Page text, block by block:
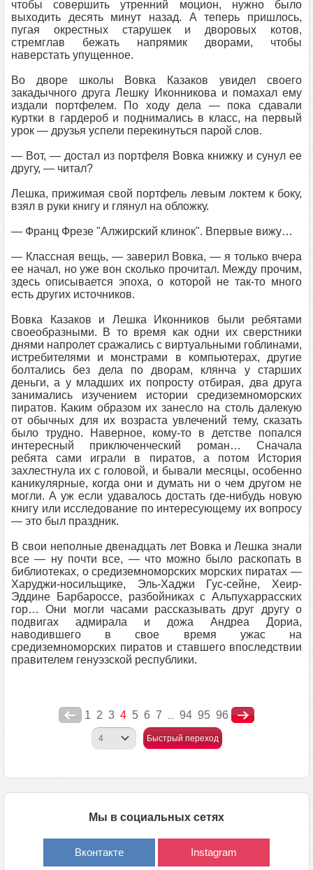
чтобы совершить утренний моцион, нужно было
выходить десять минут назад. А теперь пришлось,
пугая окрестных старушек и дворовых котов,
стремглав бежать напрямик дворами, чтобы
наверстать упущенное.
Во дворе школы Вовка Казаков увидел своего
закадычного друга Лешку Иконникова и помахал ему
издали портфелем. По ходу дела — пока сдавали
куртки в гардероб и поднимались в класс, на первый
урок — друзья успели перекинуться парой слов.
— Вот, — достал из портфеля Вовка книжку и сунул ее
другу, — читал?
Лешка, прижимая свой портфель левым локтем к боку,
взял в руки книгу и глянул на обложку.
— Франц Фрезе "Алжирский клинок". Впервые вижу…
— Классная вещь, — заверил Вовка, — я только вчера
ее начал, но уже вон сколько прочитал. Между прочим,
здесь описывается эпоха, о которой не так-то много
есть других источников.
Вовка Казаков и Лешка Иконников были ребятами
своеобразными. В то время как одни их сверстники
днями напролет сражались с виртуальными гоблинами,
истребителями и монстрами в компьютерах, другие
болтались без дела по дворам, клянча у старших
деньги, а у младших их попросту отбирая, два друга
занимались изучением истории средиземноморских
пиратов. Каким образом их занесло на столь далекую
от обычных для их возраста увлечений тему, сказать
было трудно. Наверное, кому-то в детстве попался
интересный приключенческий роман… Сначала
ребята сами играли в пиратов, а потом История
захлестнула их с головой, и бывали месяцы, особенно
каникулярные, когда они и думать ни о чем другом не
могли. А уж если удавалось достать где-нибудь новую
книгу или исследование по интересующему их вопросу
— это был праздник.
В свои неполные двенадцать лет Вовка и Лешка знали
все — ну почти все, — что можно было раскопать в
библиотеках, о средиземноморских морских пиратах —
Харуджи-носильщике, Эль-Хаджи Гус-сейне, Хеир-
Эддине Барбароссе, разбойниках с Альпухаррасских
гор… Они могли часами рассказывать друг другу о
подвигах адмирала и дожа Андреа Дориа,
наводившего в свое время ужас на
средиземноморских пиратов и ставшего впоследствии
правителем генуэзской республики.
1 2 3 4 5 6 7 ... 94 95 96
Быстрый переход
Мы в социальных сетях
Вконтакте Instagram